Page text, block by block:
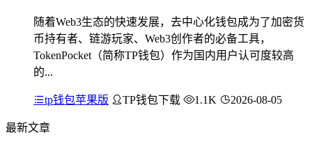
随着Web3生态的快速发展，去中心化钱包成为了加密货
币持有者、链游玩家、Web3创作者的必备工具，
TokenPocket（简称TP钱包）作为国内用户认可度较高
的...
tp钱包苹果版 TP钱包下载 1.1K 2026-08-05
最新文章